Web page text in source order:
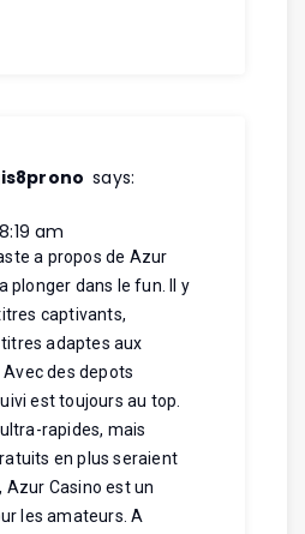
says:
am
a propos de Azur
plonger dans le fun. Il y
captivants,
adaptes aux
des depots
est toujours au top.
rapides, mais
en plus seraient
Azur Casino est un
les amateurs. A